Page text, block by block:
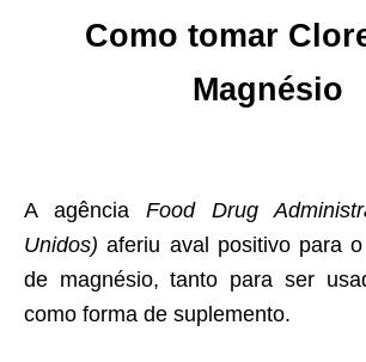
Como tomar
Magnésio
A agência Food Drug
Unidos) aferiu aval positivo para
de magnésio, tanto para ser
como forma de suplemento.